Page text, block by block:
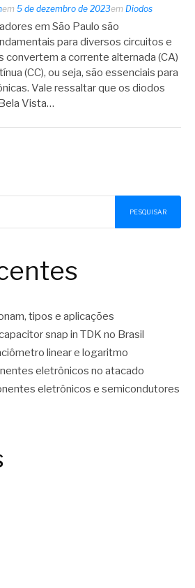
em 5 de dezembro de 2023em Diodos
em São Paulo são
para diversos circuitos e
convertem a corrente alternada (CA)
(CC), ou seja, são essenciais para
Vale ressaltar que os diodos
Vista…
PESQUISAR
tipos e aplicações
snap in TDK no Brasil
linear e logaritmo
eletrônicos no atacado
eletrônicos e semicondutores